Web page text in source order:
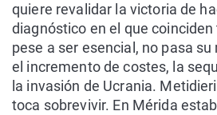
quiere revalidar la victoria de
diagnóstico en el que
pese a ser esencial, no pasa
el incremento de costes, la
la invasión de Ucrania.
toca sobrevivir. En Mérida